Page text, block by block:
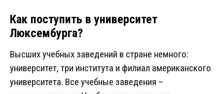
Как поступить в университет
Люксембурга?
Высших учебных заведений в стране немного:
университет, три института и филиал американского
университета. Все учебные заведения –